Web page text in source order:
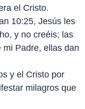
el Cristo.
10:25, Jesús les
y no creéis; las
Padre, ellas dan
y el Cristo por
milagros que